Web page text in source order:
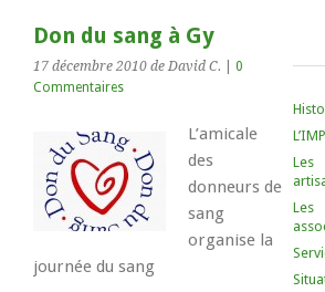
Don du sang à Gy
17 décembre 2010 de David C.
0
Commentaires
L’amicale
des
donneurs de
sang
organise la
journée du sang
L’IMP
Les
Les